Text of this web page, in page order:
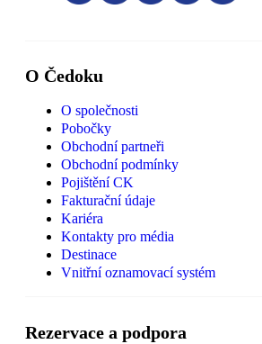
O Čedoku
O společnosti
Pobočky
Obchodní partneři
Obchodní podmínky
Pojištění CK
Fakturační údaje
Kariéra
Kontakty pro média
Destinace
Vnitřní oznamovací systém
Rezervace a podpora